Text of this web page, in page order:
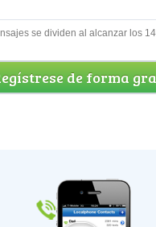
se dividen al alcanzar los
de forma